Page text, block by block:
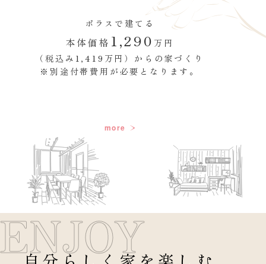
ポラスで建てる
本体価格 1,290 万円
（税込み1,419万円）からの家づくり
※別途付帯費用が必要となります。
more
ENJOY